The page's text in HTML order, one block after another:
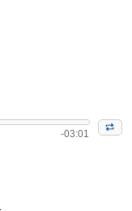
-03:01